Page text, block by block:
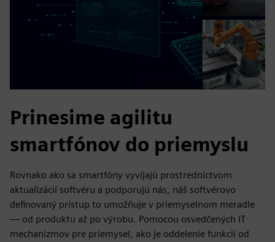
Prinesime agilitu
smartfónov do priemyslu
Rovnako ako sa smartfóny vyvíjajú prostredníctvom
aktualizácií softvéru a podporujú nás, náš softvérovo
definovaný prístup to umožňuje v priemyselnom meradle
— od produktu až po výrobu. Pomocou osvedčených IT
mechanizmov pre priemysel, ako je oddelenie funkcií od